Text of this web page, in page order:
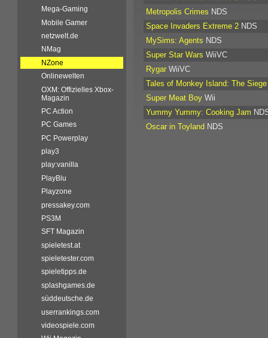
Metropolis Crimes NDS
Space Invaders Extreme 2NDS
MySims: Agents NDS
Super Star Wars WiiVC
RygarWiiVC
Tales of Monkey Island: The
Super Meat BoyWii
Yummy Yummy: Cooking Jam
Oscar in ToylandNDS
Mega-Gaming
Mobile Gamer
netzwelt.de
NMag
NZone
Onlinewelten
OXM: Offizielles Xbox-
Magazin
PC Action
PC Games
PC Powerplay
play3
play:vanilla
PlayBlu
Playzone
pressakey.com
PS3M
SFT Magazin
spieletest.at
spieletester.com
spieletipps.de
splashgames.de
süddeutsche.de
userrankings.com
videospiele.com